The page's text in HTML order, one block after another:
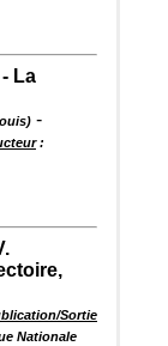
La
-
:
Sortie
Nationale